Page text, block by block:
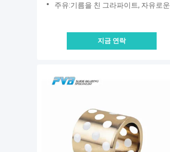
주유:기름을 친 그라파이트, 자유로운 마인텐턴스
지금 연락